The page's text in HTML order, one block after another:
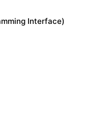
Interface)